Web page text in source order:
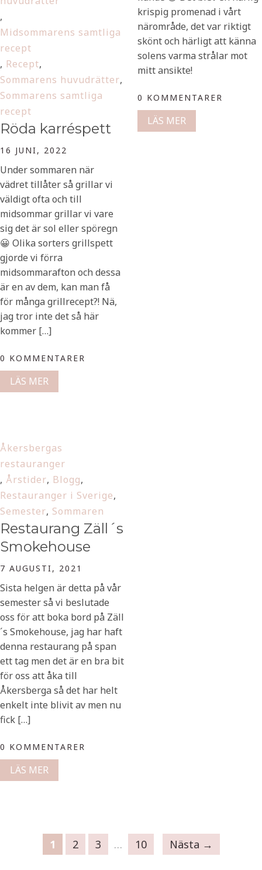
,
Midsommarens samtliga
recept
, Recept,
Sommarens huvudrätter,
Sommarens samtliga
recept
Röda karréspett
16 JUNI, 2022
Under sommaren när
vädret tillåter så grillar vi
väldigt ofta och till
midsommar grillar vi vare
sig det är sol eller spöregn
😀 Olika sorters grillspett
gjorde vi förra
midsommarafton och dessa
är en av dem, kan man få
för många grillrecept?! Nä,
jag tror inte det så här
kommer […]
0 KOMMENTARER
LÄS MER
krispig promenad i vårt
närområde, det var riktigt
skönt och härligt att känna
solens varma strålar mot
mitt ansikte!
0 KOMMENTARER
LÄS MER
Åkersbergas
restauranger
, Årstider, Blogg,
Restauranger i Sverige,
Semester, Sommaren
Restaurang Zäll´s
Smokehouse
7 AUGUSTI, 2021
Sista helgen är detta på vår
semester så vi beslutade
oss för att boka bord på Zäll
´s Smokehouse, jag har haft
denna restaurang på span
ett tag men det är en bra bit
för oss att åka till
Åkersberga så det har helt
enkelt inte blivit av men nu
fick […]
0 KOMMENTARER
LÄS MER
1 2 3 … 10 Nästa →